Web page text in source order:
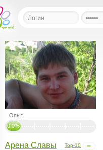
друзей
Опыт:
0.0%
Top-10
Арена Славы